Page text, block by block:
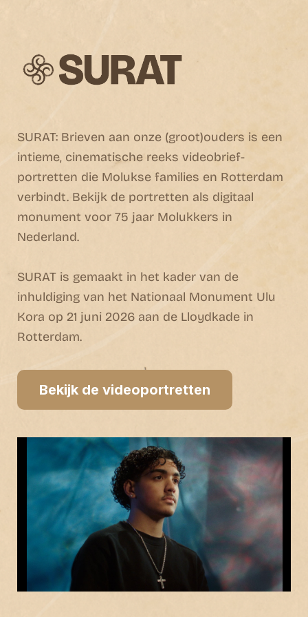
SURAT: Brieven aan onze (groot)ouders is een
intieme, cinematische reeks videobrief-
portretten die Molukse families en Rotterdam
verbindt. Bekijk de portretten als digitaal
monument voor 75 jaar Molukkers in
Nederland.
SURAT is gemaakt in het kader van de
inhuldiging van het Nationaal Monument Ulu
Kora op 21 juni 2026 aan de Lloydkade in
Rotterdam.
Bekijk de videoportretten